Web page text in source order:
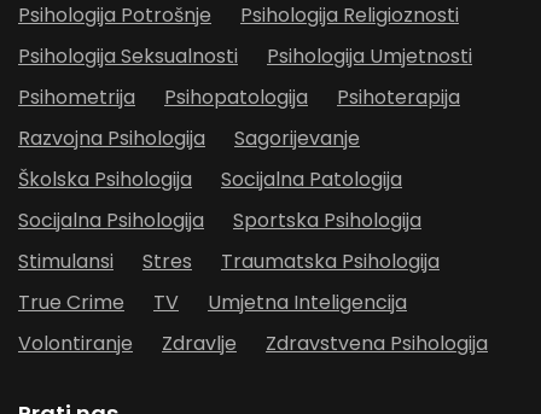
Psihologija Potrošnje
Psihologija Religioznosti
Psihologija Seksualnosti
Psihologija Umjetnosti
Psihometrija
Psihopatologija
Psihoterapija
Razvojna Psihologija
Sagorijevanje
Školska Psihologija
Socijalna Patologija
Socijalna Psihologija
Sportska Psihologija
Stimulansi
Stres
Traumatska Psihologija
True Crime
TV
Umjetna Inteligencija
Volontiranje
Zdravlje Zdravstvena Psihologija